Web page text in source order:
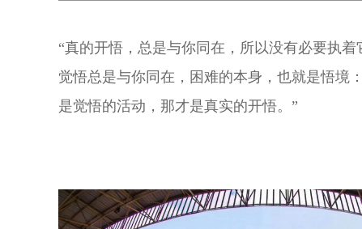
“真的开悟，总是与你同在，所以没有必要执
觉悟总是与你同在，困难的本身，也就是悟境
是觉悟的活动，那才是真实的开悟。”